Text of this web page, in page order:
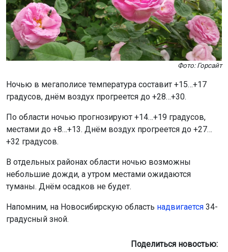
Фото: Горсайт
Ночью в мегаполисе температура составит +15…+17
градусов, днём воздух прогреется до +28…+30.
По области ночью прогнозируют +14…+19 градусов,
местами до +8…+13. Днём воздух прогреется до +27…
+32 градусов.
В отдельных районах области ночью возможны
небольшие дожди, а утром местами ожидаются
туманы. Днём осадков не будет.
Напомним, на Новосибирскую область надвигается 34-
градусный зной.
Поделиться новостью: